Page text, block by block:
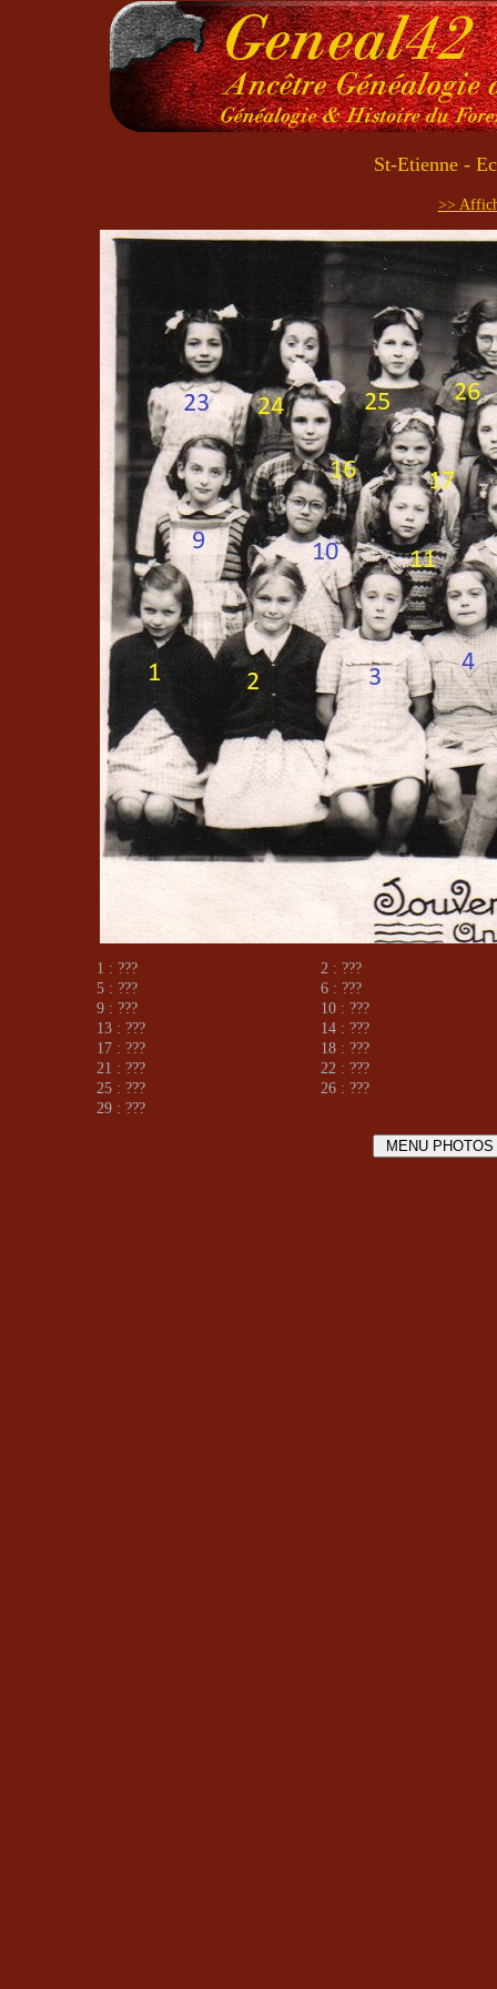
St-Etienne -
>>
1 : ???
2 : ???
5 : ???
6 : ???
9 : ???
10 : ???
13 : ???
14 : ???
17 : ???
18 : ???
21 : ???
22 : ???
25 : ???
26 : ???
29 : ???